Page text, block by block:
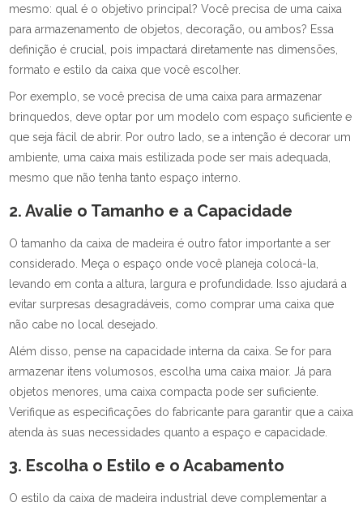
mesmo: qual é o objetivo principal? Você precisa de uma caixa
para armazenamento de objetos, decoração, ou ambos? Essa
definição é crucial, pois impactará diretamente nas dimensões,
formato e estilo da caixa que você escolher.
Por exemplo, se você precisa de uma caixa para armazenar
brinquedos, deve optar por um modelo com espaço suficiente e
que seja fácil de abrir. Por outro lado, se a intenção é decorar um
ambiente, uma caixa mais estilizada pode ser mais adequada,
mesmo que não tenha tanto espaço interno.
2. Avalie o Tamanho e a Capacidade
O tamanho da caixa de madeira é outro fator importante a ser
considerado. Meça o espaço onde você planeja colocá-la,
levando em conta a altura, largura e profundidade. Isso ajudará a
evitar surpresas desagradáveis, como comprar uma caixa que
não cabe no local desejado.
Além disso, pense na capacidade interna da caixa. Se for para
armazenar itens volumosos, escolha uma caixa maior. Já para
objetos menores, uma caixa compacta pode ser suficiente.
Verifique as especificações do fabricante para garantir que a caixa
atenda às suas necessidades quanto a espaço e capacidade.
3. Escolha o Estilo e o Acabamento
O estilo da caixa de madeira industrial deve complementar a